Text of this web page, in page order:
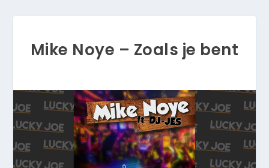
Mike Noye – Zoals je bent